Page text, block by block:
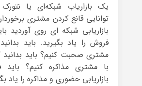
یک بازاریاب شبکه‌ای یا نتورک
توانایی قانع کردن مشتری
بازاریابی شبکه ای روی آوردید
فروش را یاد بگیرید. باید
مشتری صحبت کنیم؟ باید بدانید
با مشتری مذاکره کنیم؟
بازاریابی حضوری و مذاکره را یاد